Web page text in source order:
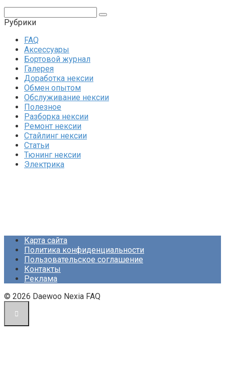
Рубрики
FAQ
Аксессуары
Бортовой журнал
Галерея
Доработка нексии
Обмен опытом
Обслуживание нексии
Полезное
Разборка нексии
Ремонт нексии
Стайлинг нексии
Статьи
Тюнинг нексии
Электрика
Карта сайта
Политика конфиденциальности
Пользовательское соглашение
Контакты
Реклама
© 2026 Daewoo Nexia FAQ